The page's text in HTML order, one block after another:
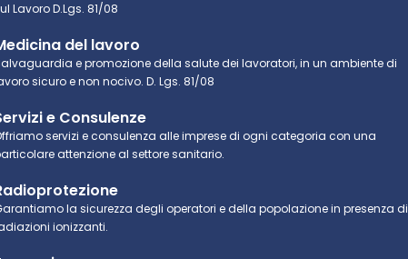
Lavoro D.Lgs. 81/08
del lavoro
e promozione della salute dei lavoratori, in un ambiente di
sicuro e non nocivo. D. Lgs. 81/08
e Consulenze
servizi e consulenza alle imprese di ogni categoria con una
attenzione al settore sanitario.
la sicurezza degli operatori e della popolazione in presenza di
ionizzanti.